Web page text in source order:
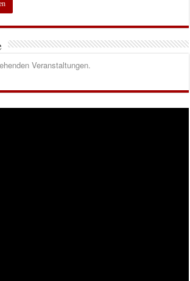
Veranstaltungen.